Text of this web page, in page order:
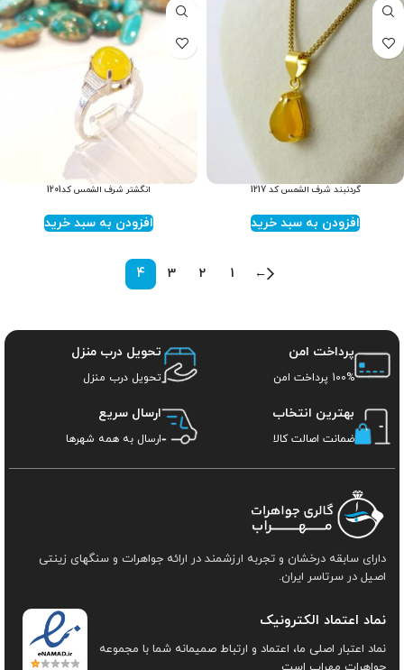
گردنبند شرف الشمس کد 1217
افزودن به سبد خرید
انگشتر شرف الشمس کد1201
افزودن به سبد خرید
←
1
2
3
4
پرداخت امن
100% پرداخت امن
تحویل درب منزل
تحویل درب منزل
بهترین انتخاب
ضمانت اصالت کالا
ارسال سریع
ارسال به همه شهرها
دارای سابقه درخشان و تجربه ارزشمند در ارائه جواهرات و سنگهای زینتی
اصیل در سرتاسر ایران.
نماد اعتماد الکترونیک
نماد اعتبار اصلی ما، اعتماد و ارتباط صمیمانه شما با مجموعه